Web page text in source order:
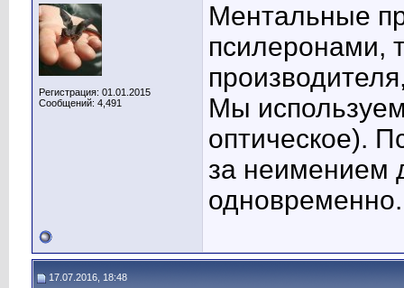
Регистрация: 01.01.2015
Сообщений: 4,491
Ментальные
псилеронами,
Мы
оптическое).
за неимением
одновременно.
17.07.2016, 18:48